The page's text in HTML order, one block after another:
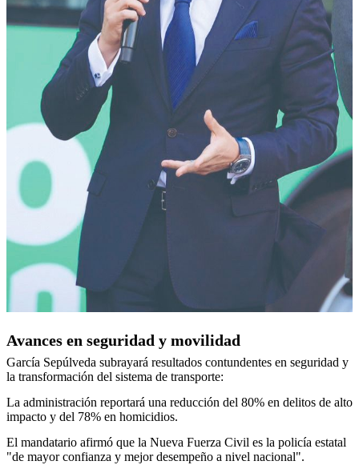
Avances en seguridad y movilidad
García Sepúlveda subrayará resultados contundentes en seguridad y
la transformación del sistema de transporte:
La administración reportará una reducción del 80% en delitos de alto
impacto y del 78% en homicidios.
El mandatario afirmó que la Nueva Fuerza Civil es la policía estatal
"de mayor confianza y mejor desempeño a nivel nacional".